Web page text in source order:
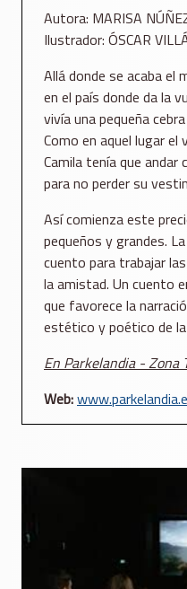
Autora: MARISA
Ilustrador: ÓSCAR
Allá donde se acaba el
en el país donde da la
vivía una pequeña
Como en aquel lugar
Camila tenía que andar
para no perder su
Así comienza este
pequeños y grandes.
cuento para trabajar
la amistad. Un cuento
que favorece la
estético y poético de
En Parkelandia - Zona
Web: